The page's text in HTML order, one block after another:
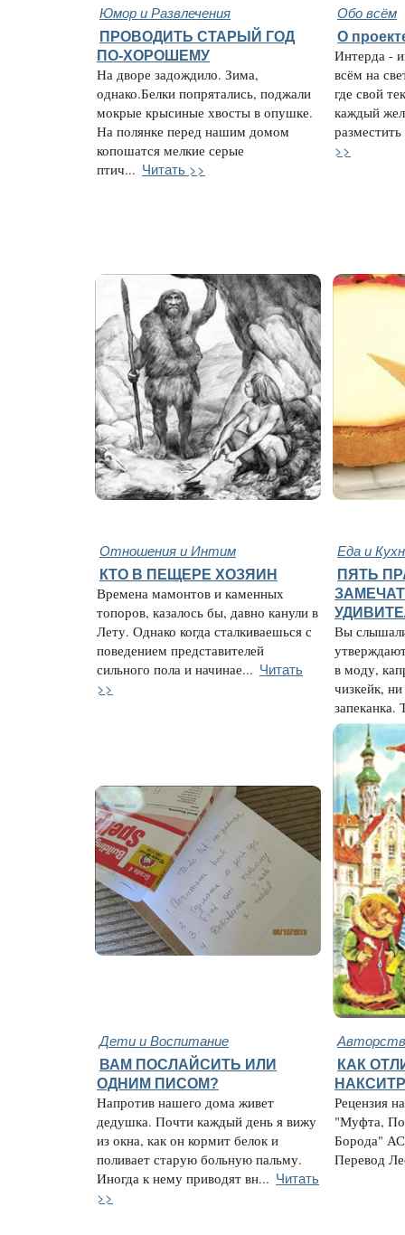
Юмор и Развлечения Обо всём
ПРОВОДИТЬ СТАРЫЙ ГОД
ПО-ХОРОШЕМУ
На дворе задождило. Зима,
однако.Белки попрятались, поджали
мокрые крысиные хвосты в опушке.
На полянке перед нашим домом
копошатся мелкие серые
птич... Читать >>
О
Интерда -
всём на
где свой
каждый
>>
Отношения и Интим Еда и
КТО В ПЕЩЕРЕ ХОЗЯИН
Времена мамонтов и каменных
топоров, казалось бы, давно канули в
Лету. Однако когда сталкиваешься с
поведением представителей
сильного пола и начинае... Читать
>>
ПЯТЬ
Вы
в моду,
чизкейк,
запеканка.
Дети и Воспитание
ВАМ ПОСЛАЙСИТЬ ИЛИ
ОДНИМ ПИСОМ?
Напротив нашего дома живет
дедушка. Почти каждый день я вижу
из окна, как он кормит белок и
поливает старую больную пальму.
Иногда к нему приводят вн... Читать
>>
КАК
Рецензия
"Муфта,
Борода"
Перевод